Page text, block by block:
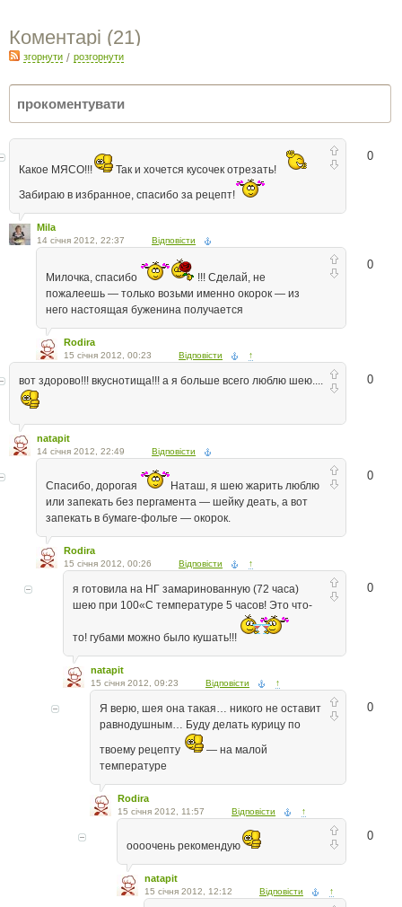
Коментарі (21)
згорнути / розгорнути
0
Какое МЯСО!!!
Так и хочется кусочек отрезать!
Забираю в избранное, спасибо за рецепт!
Mila
14 січня 2012, 22:37 Відповісти
0
Милочка, спасибо
!!! Сделай, не
пожалеешь — только возьми именно окорок — из
него настоящая буженина получается
Rodira
15 січня 2012, 00:23 Відповісти ↑
0
вот здорово!!! вкуснотища!!! а я больше всего люблю шею....
natapit
14 січня 2012, 22:49 Відповісти
0
Спасибо, дорогая
Наташ, я шею жарить люблю
или запекать без пергамента — шейку деать, а вот
запекать в бумаге-фольге — окорок.
Rodira
15 січня 2012, 00:26 Відповісти ↑
0
я готовила на НГ замаринованную (72 часа)
шею при 100«С температуре 5 часов! Это что-
то! губами можно было кушать!!!
natapit
15 січня 2012, 09:23 Відповісти ↑
0
Я верю, шея она такая… никого не оставит
равнодушным… Буду делать курицу по
твоему рецепту
— на малой
температуре
Rodira
15 січня 2012, 11:57 Відповісти ↑
0
оооочень рекомендую
natapit
15 січня 2012, 12:12 Відповісти ↑